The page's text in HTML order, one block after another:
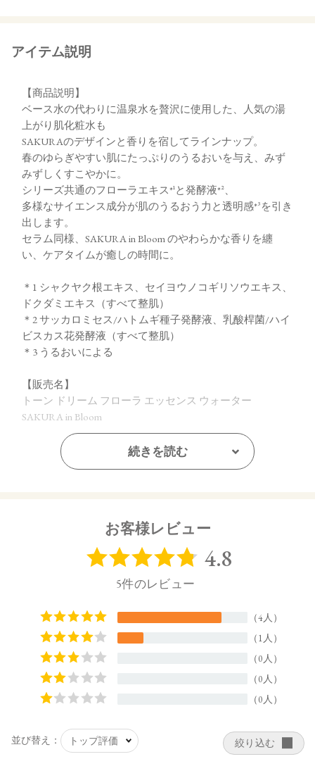
アイテム説明
【商品説明】
ベース水の代わりに温泉水を贅沢に使用した、人気の湯
上がり肌化粧水も
SAKURAのデザインと香りを宿してラインナップ。
春のゆらぎやすい肌にたっぷりのうるおいを与え、みず
みずしくすこやかに。
シリーズ共通のフローラエキス*¹と発酵液*²、
多様なサイエンス成分が肌のうるおう力と透明感*³を引き
出します。
セラム同様、SAKURA in Bloom のやわらかな香りを纏
い、ケアタイムが癒しの時間に。
＊1 シャクヤク根エキス、セイヨウノコギリソウエキス、
ドクダミエキス（すべて整肌）
＊2 サッカロミセス/ハトムギ種子発酵液、乳酸桿菌/ハイ
ビスカス花発酵液（すべて整肌）
＊3 うるおいによる
【販売名】
トーン ドリーム フローラ エッセンス ウォーター
SAKURA in Bloom
【ご使用方法】
【全成分】
コメ発酵液、アロエベラ液汁、温泉水、カミツレ水、ビター
オレンジ花水、プロパンジオール、ペンチレングリコール、
トレハロース、メチルグルセス-10、PEG-40水添ヒマシ油、グ
リセリン、乳酸桿菌／ハイビスカス花発酵液、サッカロミセ
ス／ハトムギ種子発酵液、セラミドNG、セラミドNP、セラ
ヨウノコギリソウエキス、シャクヤク根エキス、オプンチア
フィクスインジカ種子油、ツボクサ葉水、シロキクラゲ多糖
続きを読む
お客様レビュー